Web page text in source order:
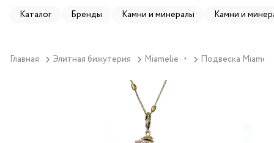
Каталог Бренды Камни и минералы Камни и
Главная Элитная бижутерия Miamelie ▼ Подвеска